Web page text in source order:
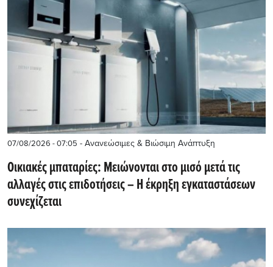
07/08/2026 - 07:05 - Ανανεώσιμες & Βιώσιμη Ανάπτυξη
Οικιακές μπαταρίες: Μειώνονται στο μισό μετά τις
αλλαγές στις επιδοτήσεις – Η έκρηξη εγκαταστάσεων
συνεχίζεται